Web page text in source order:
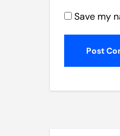
Save my